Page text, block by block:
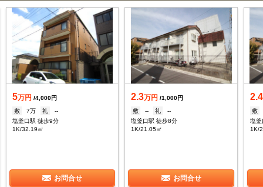
5万円 /4,000円
敷
7万 礼
--
塩釜口駅 徒歩9分
1K/32.19㎡
お問合せ
2.3万円 /1,000円
敷
-- 礼
--
塩釜口駅 徒歩8分
1K/21.05㎡
お問合せ
2.4
敷
塩釜
1K/